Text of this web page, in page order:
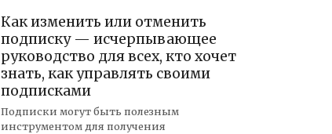
Как изменить или отменить
подписку — исчерпывающее
руководство для всех, кто хочет
знать, как управлять своими
подписками
Подписки могут быть полезным
инструментом для получения